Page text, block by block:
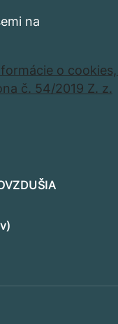
na
o
č. 54/2019 Z. z.